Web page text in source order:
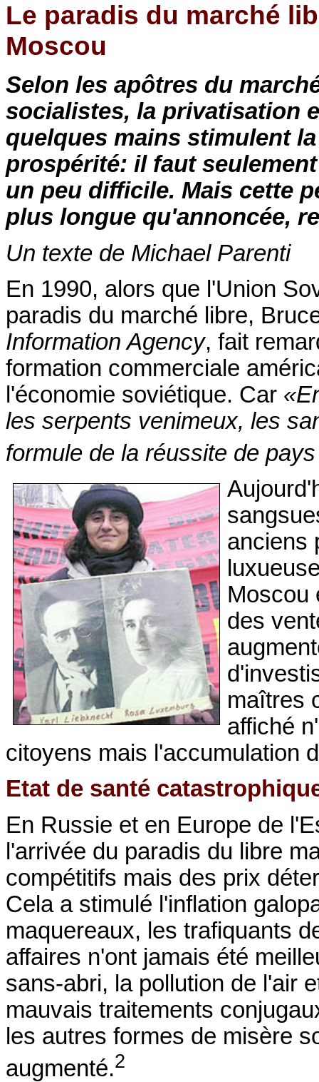
Le paradis du marché
Moscou
Selon les apôtres du
socialistes, la privatisation
quelques mains stimulent
prospérité: il faut
un peu difficile. Mais cette
plus longue qu'annoncée,
Un texte de Michael Parenti
En 1990, alors que l'Union
paradis du marché libre,
Information Agency, fait
formation commerciale
l'économie soviétique. Car
les serpents venimeux, les
formule de la réussite de
anciens
Moscou
des
maîtres
affiché
citoyens mais l'accumulation
Etat de santé
En Russie et en Europe de
l'arrivée du paradis du libre
compétitifs mais des prix
Cela a stimulé l'inflation
maquereaux, les trafiquants
affaires n'ont jamais été
sans-abri, la pollution de l'air
mauvais traitements
les autres formes de misère
augmenté.2